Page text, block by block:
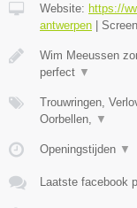
Website: https://
antwerpen |
Wim Meeussen
perfect ▼
Trouwringen,
Oorbellen,
▼
Openingstijden ▼
Laatste facebook